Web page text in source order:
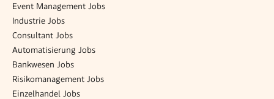
Event Management Jobs
Industrie Jobs
Consultant Jobs
Automatisierung Jobs
Bankwesen Jobs
Risikomanagement Jobs
Einzelhandel Jobs